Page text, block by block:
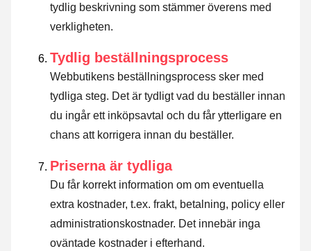
tydlig beskrivning som stämmer överens med
verkligheten.
Tydlig beställningsprocess
Webbutikens beställningsprocess sker med
tydliga steg. Det är tydligt vad du beställer innan
du ingår ett inköpsavtal och du får ytterligare en
chans att korrigera innan du beställer.
Priserna är tydliga
Du får korrekt information om om eventuella
extra kostnader, t.ex. frakt, betalning, policy eller
administrationskostnader. Det innebär inga
oväntade kostnader i efterhand.